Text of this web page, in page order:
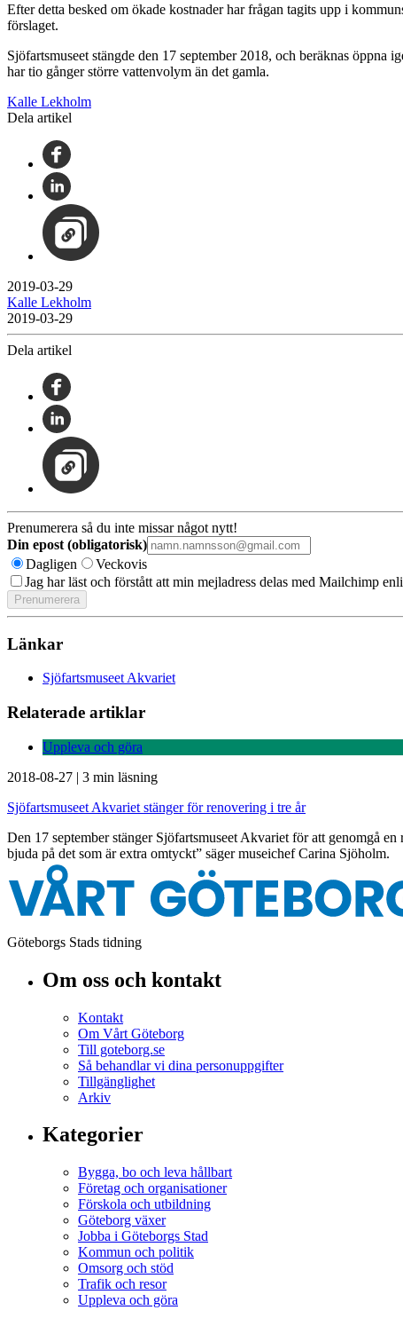
Efter detta besked om ökade kostnader har frågan tagits upp i
förslaget.
Sjöfartsmuseet stängde den 17 september 2018, och beräknas
har tio gånger större vattenvolym än det gamla.
Kalle Lekholm
Dela artikel
2019-03-29
Kalle Lekholm
2019-03-29
Dela artikel
Prenumerera så du inte missar något nytt!
Din epost (obligatorisk)
Dagligen
Veckovis
Jag har läst och förstått att min mejladress delas med Mailchimp
Länkar
Sjöfartsmuseet Akvariet
Relaterade artiklar
Uppleva och göra
2018-08-27 | 3 min läsning
Sjöfartsmuseet Akvariet stänger för renovering i tre år
Den 17 september stänger Sjöfartsmuseet Akvariet för att genomgå
bjuda på det som är extra omtyckt” säger museichef Carina Sjöholm.
Göteborgs Stads tidning
Om oss och kontakt
Kontakt
Om Vårt Göteborg
Till goteborg.se
Så behandlar vi dina personuppgifter
Tillgänglighet
Arkiv
Kategorier
Bygga, bo och leva hållbart
Företag och organisationer
Förskola och utbildning
Göteborg växer
Jobba i Göteborgs Stad
Kommun och politik
Omsorg och stöd
Trafik och resor
Uppleva och göra